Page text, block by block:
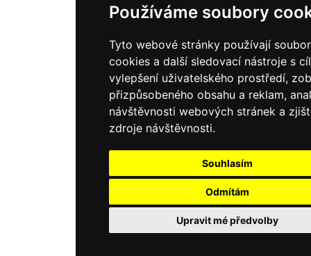
Používáme soubory
Tyto webové stránky používají
cookies a další sledovací nástroje s
vylepšení uživatelského prostředí,
přizpůsobeného obsahu a reklam,
návštěvnosti webových stránek a
zdroje návštěvnosti.
Souhlasím
Odmítám
Upravit mé předvolby